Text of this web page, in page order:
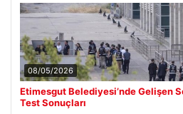
08/05/2026
Etimesgut Belediyesi’nde Gelişen
Test Sonuçları